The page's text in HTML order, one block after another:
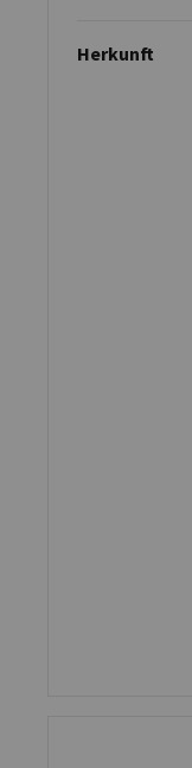
Herkunft